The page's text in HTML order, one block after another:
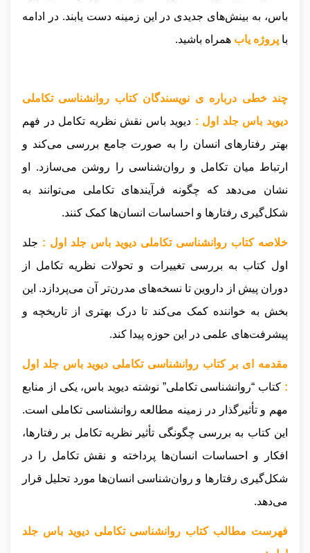
باس، به بینش‌های جدیدی در این زمینه دست یابند. در ادامه
با پروژه یاب همراه باشید.
چند خطی درباره ی نویسندگان کتاب روانشناسی تکاملی
دیوید باس جلد اول : دیوید باس نقش نظریه تکامل در فهم
بهتر رفتارهای انسان را به صورت جامع بررسی می‌کند و
ارتباط میان تکامل و روان‌شناسی را روشن می‌سازد. او
نشان می‌دهد که چگونه فرآیندهای تکاملی می‌توانند به
شکل‌گیری رفتارها و احساسات انسان‌ها کمک کنند.
خلاصه کتاب روانشناسی تکاملی دیوید باس جلد اول : جلد
اول کتاب به بررسی تغییرات و تحولات نظریه تکامل از
دوران پیش از داروین تا نسخه‌های مدرن‌تر آن می‌پردازد. این
بخش به خواننده کمک می‌کند تا درک بهتری از تاریخچه و
پیشرفت‌های علمی در این حوزه پیدا کند.
مقدمه ای بر کتاب روانشناسی تکاملی دیوید باس جلد اول
: کتاب “روانشناسی تکاملی” نوشته دیوید باس، یکی از منابع
مهم و تأثیرگذار در زمینه مطالعه روانشناسی تکاملی است.
این کتاب به بررسی چگونگی تأثیر نظریه تکامل بر رفتارها،
افکار و احساسات انسان‌ها پرداخته و نقش تکامل را در
شکل‌گیری رفتارها و روان‌شناسی انسان‌ها مورد تحلیل قرار
می‌دهد.
فهرست مطالب کتاب روانشناسی تکاملی دیوید باس جلد